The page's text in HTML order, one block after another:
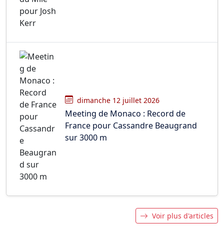
dimanche 12 juillet 2026
Meeting de Monaco : Record de
France pour Cassandre Beaugrand
sur 3000 m
Voir plus d'articles